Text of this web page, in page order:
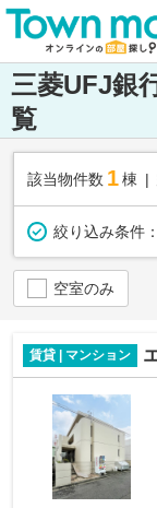
三菱UFJ銀
覧
該当物件数 1棟
絞り込み条件：
空室のみ
賃貸 | マンション